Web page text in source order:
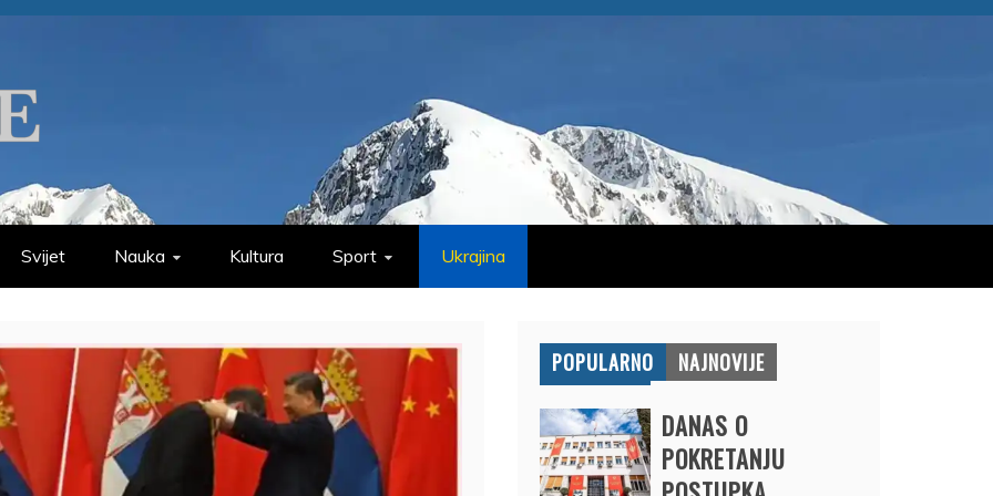
Svijet Nauka Kultura Sport Ukrajina
POPULARNO NAJNOVIJE
DANAS O
POKRETANJU